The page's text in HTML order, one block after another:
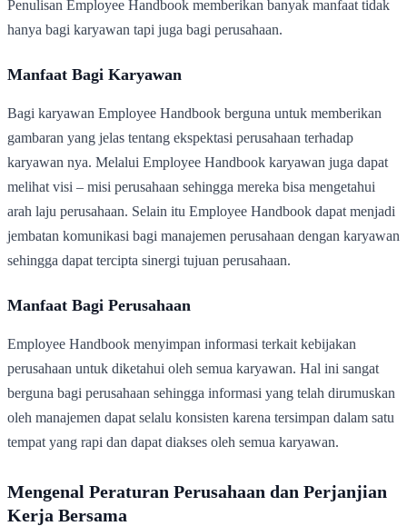
Penulisan Employee Handbook memberikan banyak manfaat tidak
hanya bagi karyawan tapi juga bagi perusahaan.
Manfaat Bagi Karyawan
Bagi karyawan Employee Handbook berguna untuk memberikan
gambaran yang jelas tentang ekspektasi perusahaan terhadap
karyawan nya. Melalui Employee Handbook karyawan juga dapat
melihat visi – misi perusahaan sehingga mereka bisa mengetahui
arah laju perusahaan. Selain itu Employee Handbook dapat menjadi
jembatan komunikasi bagi manajemen perusahaan dengan karyawan
sehingga dapat tercipta sinergi tujuan perusahaan.
Manfaat Bagi Perusahaan
Employee Handbook menyimpan informasi terkait kebijakan
perusahaan untuk diketahui oleh semua karyawan. Hal ini sangat
berguna bagi perusahaan sehingga informasi yang telah dirumuskan
oleh manajemen dapat selalu konsisten karena tersimpan dalam satu
tempat yang rapi dan dapat diakses oleh semua karyawan.
Mengenal Peraturan Perusahaan dan Perjanjian
Kerja Bersama